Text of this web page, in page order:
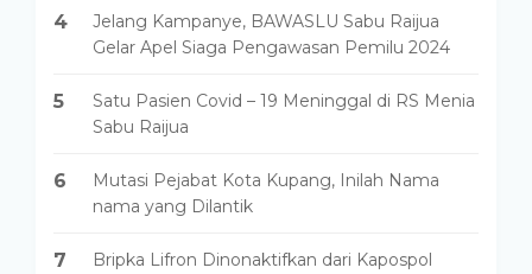
4
Jelang Kampanye, BAWASLU Sabu Raijua
Gelar Apel Siaga Pengawasan Pemilu 2024
5
Satu Pasien Covid – 19 Meninggal di RS Menia
Sabu Raijua
6
Mutasi Pejabat Kota Kupang, Inilah Nama
nama yang Dilantik
7
Bripka Lifron Dinonaktifkan dari Kapospol